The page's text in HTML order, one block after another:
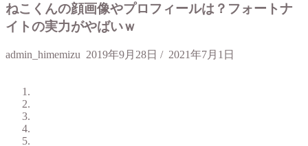
ねこくんの顔画像やプロフィールは？フォートナ
イトの実力がやばいｗ
admin_himemizu 2019年9月28日 / 2021年7月1日